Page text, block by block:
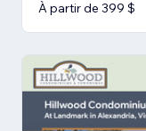
À partir de 399 $